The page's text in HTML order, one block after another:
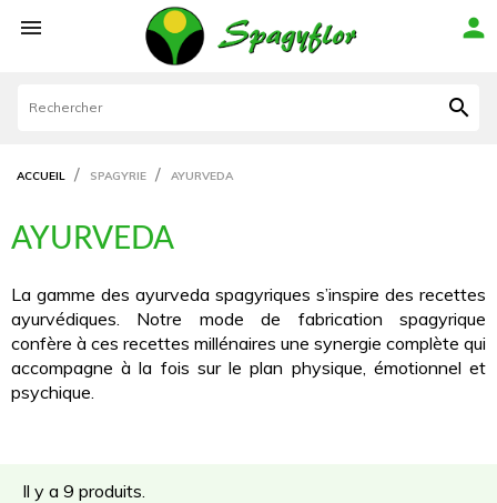
 

ACCUEIL SPAGYRIE AYURVEDA
AYURVEDA
La gamme des ayurveda spagyriques s’inspire des recettes
ayurvédiques. Notre mode de fabrication spagyrique
confère à ces recettes millénaires une synergie complète qui
accompagne à la fois sur le plan physique, émotionnel et
psychique.
Il y a 9 produits.